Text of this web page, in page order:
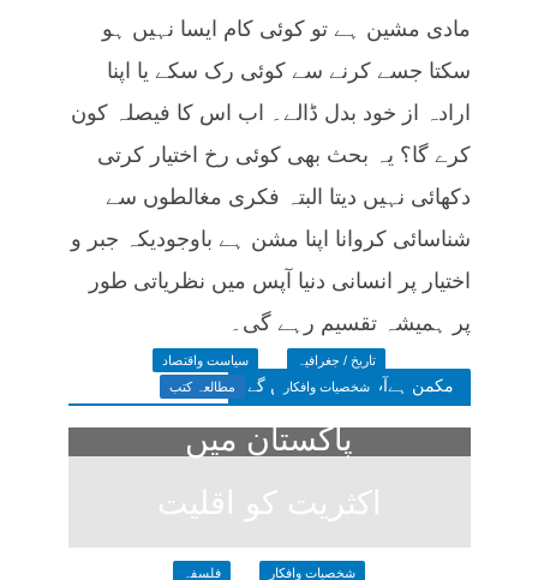
مادی مشین ہے تو کوئی کام ایسا نہیں ہو
سکتا جسے کرنے سے کوئی رک سکے یا اپنا
ارادہ از خود بدل ڈالے۔ اب اس کا فیصلہ کون
کرے گا؟ یہ بحث بھی کوئی رخ اختیار کرتی
دکھائی نہیں دیتا البتہ فکری مغالطوں سے
شناسائی کروانا اپنا مشن ہے باوجودیکہ جبر و
اختیار پر انسانی دنیا آپس میں نظریاتی طور
پر ہمیشہ تقسیم رہے گی۔
مکمن ہےآپ پسند فرمائیں گے
تاریخ / جغرافیہ
سیاست واقتصاد
شخصیات وافکار
مطالعہ کتب
پاکستان میں
اکثریت کو اقلیت
کا خوف
شخصیات وافکار
فلسفہ